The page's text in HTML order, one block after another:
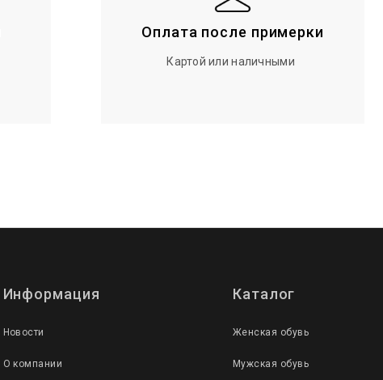
Оплата после примерки
Картой или наличными
Информация
Новости
О компании
Каталог
Женская обувь
Мужская обувь